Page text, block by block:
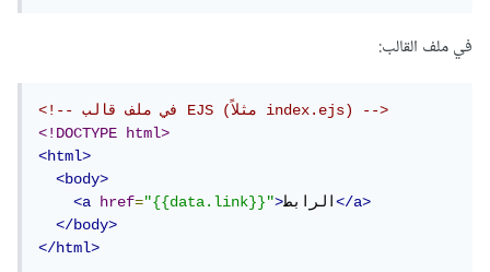
في ملف القالب:
<!-- في ملف قالب EJS (مثلاً index.ejs) -->
<!DOCTYPE html>
<html>
<body>
<a
href="{{data.link}}">الرابط</a>
</body>
</html>